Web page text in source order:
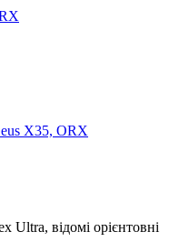
X35, ORX
Ultra, відомі орієнтовні